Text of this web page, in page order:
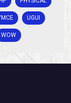
UGUI
WOW